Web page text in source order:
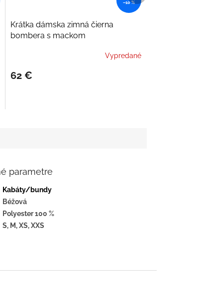
–10 %
Krátka dámska zimná čierna
bombera s mackom
Vypredané
62 €
parametre
Kabáty/bundy
Béžová
Polyester 100 %
S, M, XS, XXS